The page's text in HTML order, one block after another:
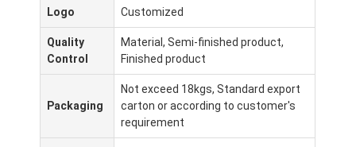
Logo Customized
Quality
Control
Material, Semi-finished product,
Finished product
Packaging
Not exceed 18kgs, Standard export
carton or according to customer's
requirement